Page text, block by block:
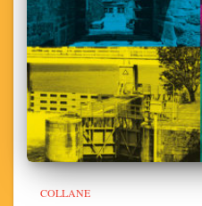
COLLANE